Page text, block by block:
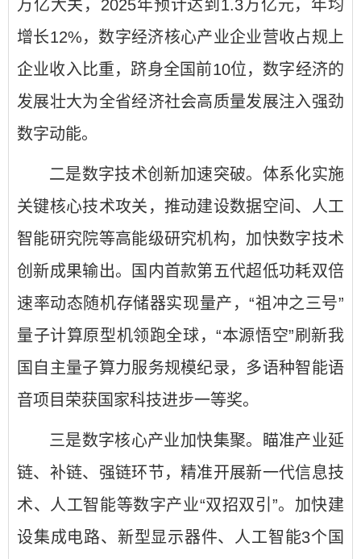
万亿大关，2025年预计达到1.3万亿元，年均
增长12%，数字经济核心产业企业营收占规上
企业收入比重，跻身全国前10位，数字经济的
发展壮大为全省经济社会高质量发展注入强劲
数字动能。
二是数字技术创新加速突破。体系化实施
关键核心技术攻关，推动建设数据空间、人工
智能研究院等高能级研究机构，加快数字技术
创新成果输出。国内首款第五代超低功耗双倍
速率动态随机存储器实现量产，“祖冲之三号”
量子计算原型机领跑全球，“本源悟空”刷新我
国自主量子算力服务规模纪录，多语种智能语
音项目荣获国家科技进步一等奖。
三是数字核心产业加快集聚。瞄准产业延
链、补链、强链环节，精准开展新一代信息技
术、人工智能等数字产业“双招双引”。加快建
设集成电路、新型显示器件、人工智能3个国